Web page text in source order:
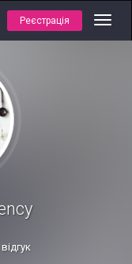
Реєстрація